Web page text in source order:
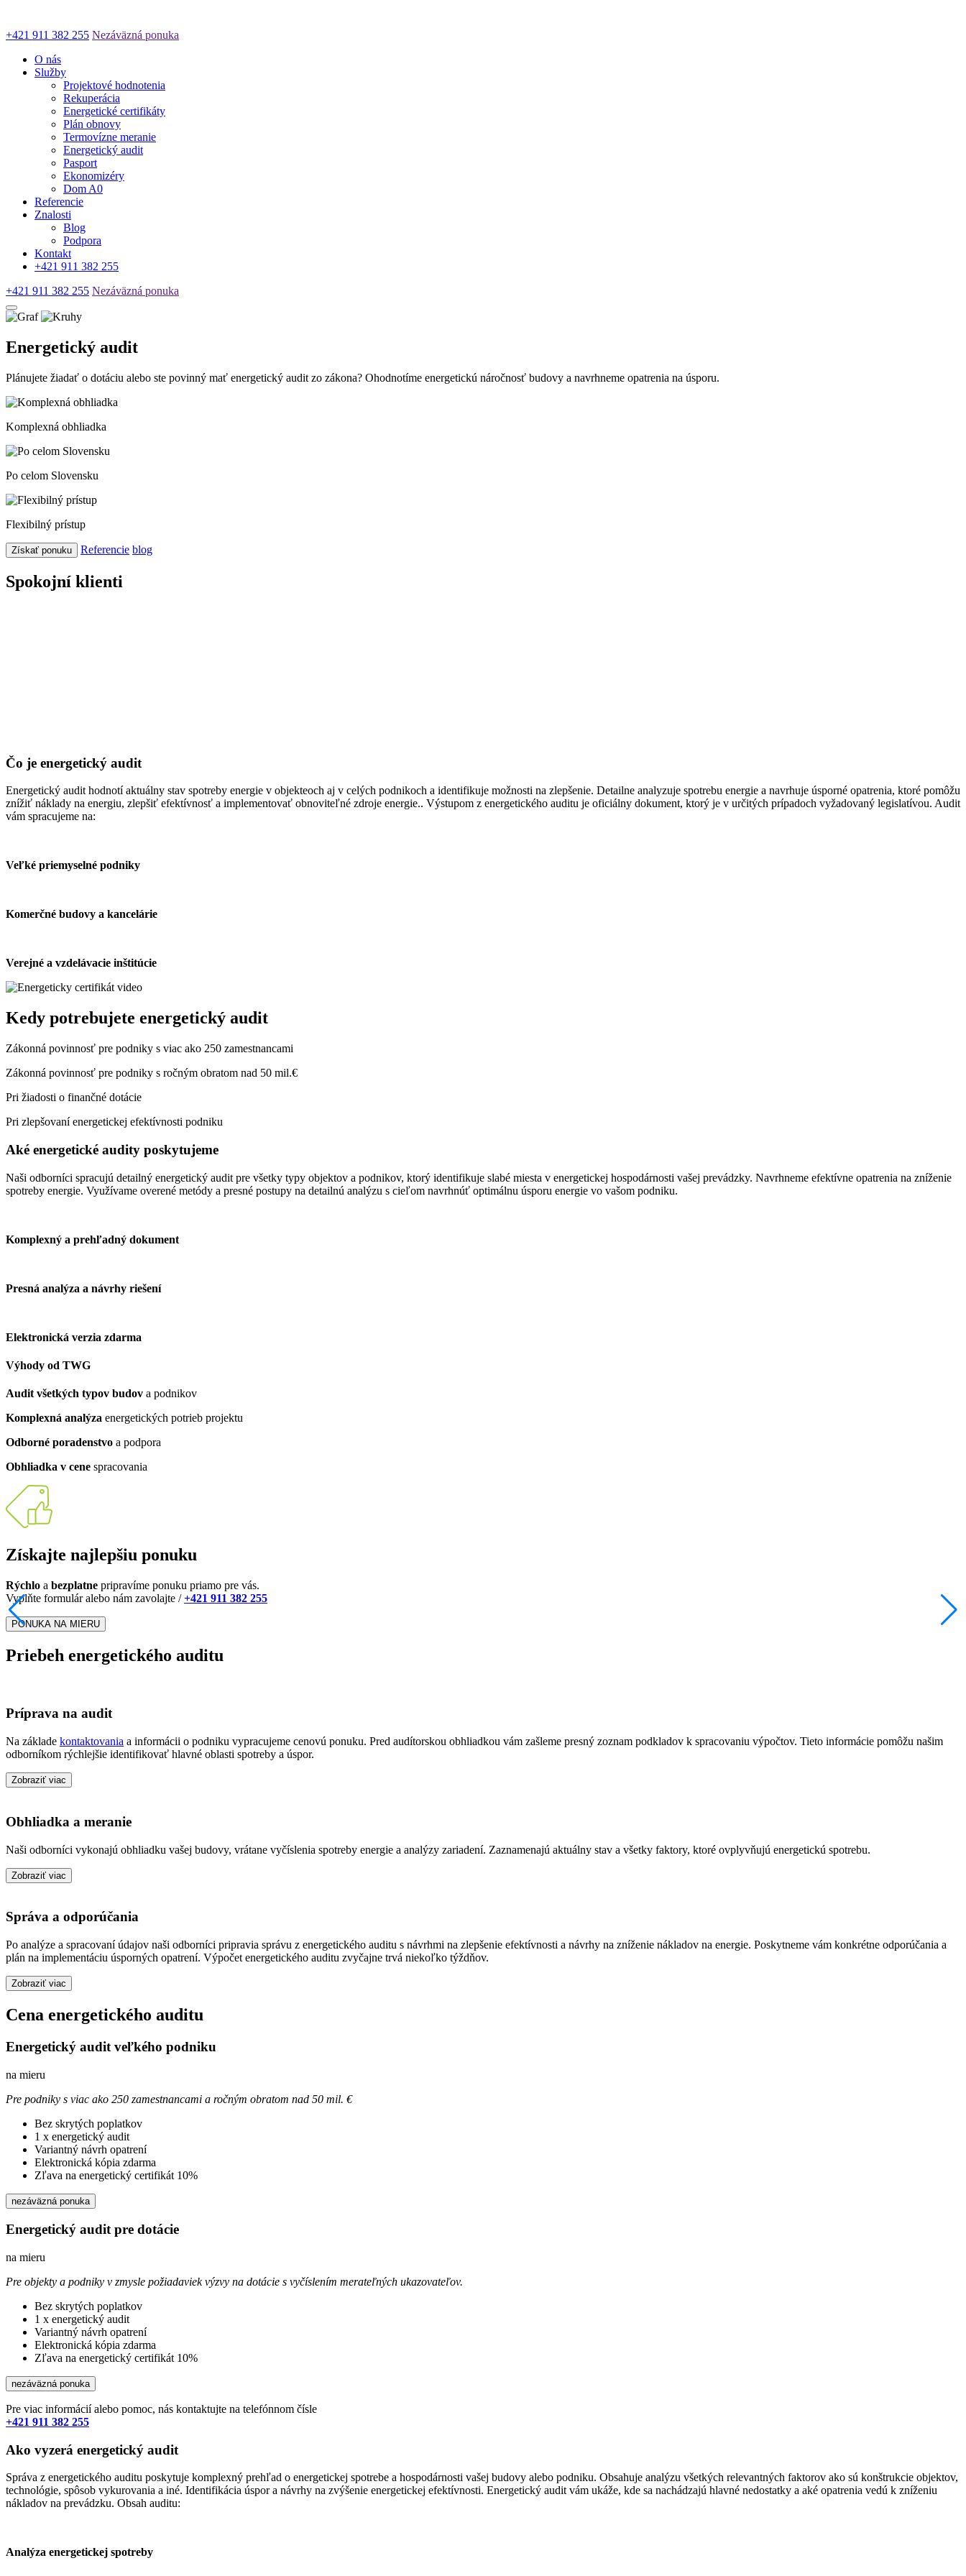
+421 911 382 255 Nezáväzná ponuka
O nás
Služby
Projektové hodnotenia
Rekuperácia
Energetické certifikáty
Plán obnovy
Termovízne meranie
Energetický audit
Pasport
Ekonomizéry
Dom A0
Referencie
Znalosti
Blog
Podpora
Kontakt
+421 911 382 255
+421 911 382 255 Nezáväzná ponuka
Energetický audit
Plánujete žiadať o dotáciu alebo ste povinný mať energetický audit zo zákona? Ohodnotíme energetickú náročnosť budovy a navrhneme opatrenia na úsporu.
Komplexná obhliadka
Po celom Slovensku
Flexibilný prístup
Získať ponuku Referencie blog
Spokojní klienti
Čo je energetický audit
Energetický audit hodnotí aktuálny stav spotreby energie v objekteoch aj v celých podnikoch a identifikuje možnosti na zlepšenie. Detailne analyzuje spotrebu energie a navrhuje úsporné opatrenia, ktoré pomôžu
znížiť náklady na energiu, zlepšiť efektívnosť a implementovať obnoviteľné zdroje energie.. Výstupom z energetického auditu je oficiálny dokument, ktorý je v určitých prípadoch vyžadovaný legislatívou. Audit
vám spracujeme na:
Veľké priemyselné podniky
Komerčné budovy a kancelárie
Verejné a vzdelávacie inštitúcie
Kedy potrebujete energetický audit
Zákonná povinnosť pre podniky s viac ako 250 zamestnancami
Zákonná povinnosť pre podniky s ročným obratom nad 50 mil.€
Pri žiadosti o finančné dotácie
Pri zlepšovaní energetickej efektívnosti podniku
Aké energetické audity poskytujeme
Naši odborníci spracujú detailný energetický audit pre všetky typy objektov a podnikov, ktorý identifikuje slabé miesta v energetickej hospodárnosti vašej prevádzky. Navrhneme efektívne opatrenia na zníženie
spotreby energie. Využívame overené metódy a presné postupy na detailnú analýzu s cieľom navrhnúť optimálnu úsporu energie vo vašom podniku.
Komplexný a prehľadný dokument
Presná analýza a návrhy riešení
Elektronická verzia zdarma
Výhody od TWG
Audit všetkých typov budov a podnikov
Komplexná analýza energetických potrieb projektu
Odborné poradenstvo a podpora
Obhliadka v cene spracovania
Získajte najlepšiu ponuku
Rýchlo a bezplatne pripravíme ponuku priamo pre vás.
Vyplňte formulár alebo nám zavolajte /+421 911 382 255
PONUKA NA MIERU
Priebeh energetického auditu
Príprava na audit
Na základe kontaktovania a informácii o podniku vypracujeme cenovú ponuku. Pred audítorskou obhliadkou vám zašleme presný zoznam podkladov k spracovaniu výpočtov. Tieto informácie pomôžu našim
odborníkom rýchlejšie identifikovať hlavné oblasti spotreby a úspor.
Zobraziť viac
Obhliadka a meranie
Naši odborníci vykonajú obhliadku vašej budovy, vrátane vyčíslenia spotreby energie a analýzy zariadení. Zaznamenajú aktuálny stav a všetky faktory, ktoré ovplyvňujú energetickú spotrebu.
Zobraziť viac
Správa a odporúčania
Po analýze a spracovaní údajov naši odborníci pripravia správu z energetického auditu s návrhmi na zlepšenie efektívnosti a návrhy na zníženie nákladov na energie. Poskytneme vám konkrétne odporúčania a
plán na implementáciu úsporných opatrení. Výpočet energetického auditu zvyčajne trvá niekoľko týždňov.
Zobraziť viac
Cena energetického auditu
Energetický audit veľkého podniku
na mieru
Pre podniky s viac ako 250 zamestnancami a ročným obratom nad 50 mil. €
Bez skrytých poplatkov
1 x energetický audit
Variantný návrh opatrení
Elektronická kópia zdarma
Zľava na energetický certifikát 10%
nezáväzná ponuka
Energetický audit pre dotácie
na mieru
Pre objekty a podniky v zmysle požiadaviek výzvy na dotácie s vyčíslením merateľných ukazovateľov.
Bez skrytých poplatkov
1 x energetický audit
Variantný návrh opatrení
Elektronická kópia zdarma
Zľava na energetický certifikát 10%
nezáväzná ponuka
Pre viac informácií alebo pomoc, nás kontaktujte na telefónnom čísle
+421 911 382 255
Ako vyzerá energetický audit
Správa z energetického auditu poskytuje komplexný prehľad o energetickej spotrebe a hospodárnosti vašej budovy alebo podniku. Obsahuje analýzu všetkých relevantných faktorov ako sú konštrukcie objektov,
technológie, spôsob vykurovania a iné. Identifikácia úspor a návrhy na zvýšenie energetickej efektívnosti. Energetický audit vám ukáže, kde sa nachádzajú hlavné nedostatky a aké opatrenia vedú k zníženiu
nákladov na prevádzku. Obsah auditu:
Analýza energetickej spotreby